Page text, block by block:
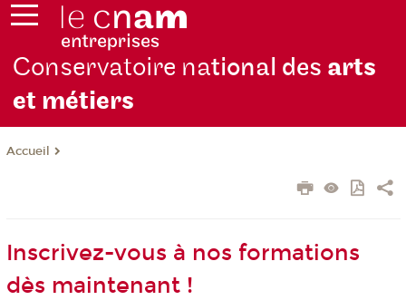
Conservatoire national des arts
et métiers
Accueil
Inscrivez-vous à nos formations
dès maintenant !